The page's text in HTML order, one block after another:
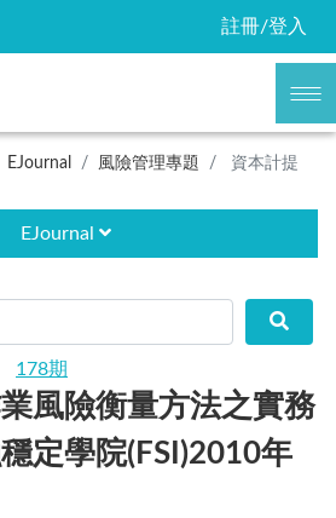
註冊/登入
EJournal 風險管理專題 資本計提
EJournal
178期
風險衡量方法之實務
定學院(FSI)2010年